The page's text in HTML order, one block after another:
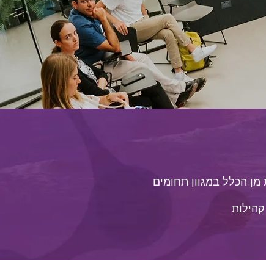
הכלל במגוון תחומים